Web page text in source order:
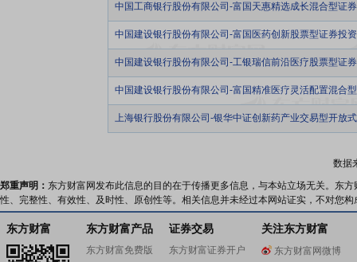
中国工商银行股份有限公司-富国天惠精选成长混合型证
中国建设银行股份有限公司-富国医药创新股票型证券投
中国建设银行股份有限公司-工银瑞信前沿医疗股票型证
中国建设银行股份有限公司-富国精准医疗灵活配置混合
上海银行股份有限公司-银华中证创新药产业交易型开放
数据
郑重声明： 东方财富网发布此信息的目的在于传播更多信息，与本站立场无关。东
性、完整性、有效性、及时性、原创性等。相关信息并未经过本网站证实，不对您
东方财富 东方财富产品
东方财富免费版
证券交易
东方财富证券开户
关注东方财富
东方财富网微博